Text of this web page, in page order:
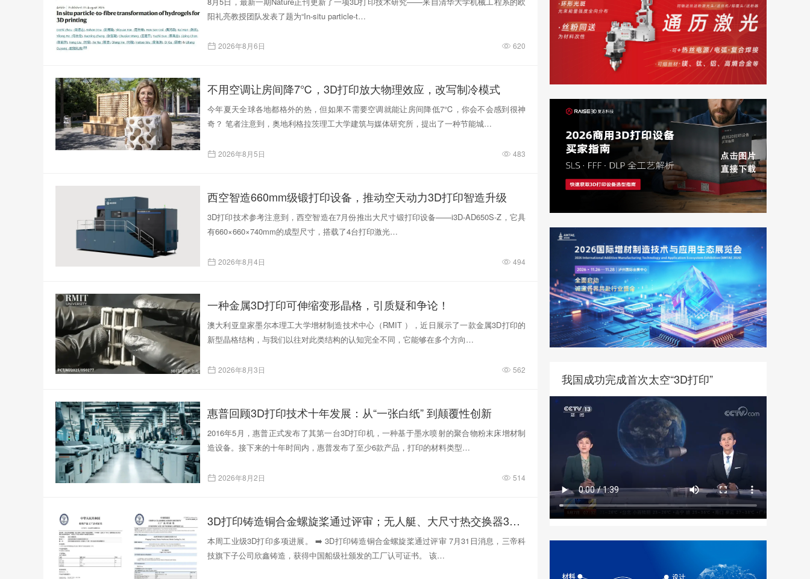
阳礼亮教授团队发表了题为“In‑situ particle‑t…
2026年8月6日 620
不用空调让房间降7℃，3D打印放大物理效应，改写制冷模式
今年夏天全球各地都格外的热，但如果不需要空调就能让房间降低7℃，你会不会感到很神
奇？ 笔者注意到，奥地利格拉茨理工大学建筑与媒体研究所，提出了一种节能城…
2026年8月5日 483
西空智造660mm级锻打印设备，推动空天动力3D打印智造升级
3D打印技术参考注意到，西空智造在7月份推出大尺寸锻打印设备——i3D-AD650S-Z，它具
有660×660×740mm的成型尺寸，搭载了4台打印激光…
2026年8月4日 494
一种金属3D打印可伸缩变形晶格，引质疑和争论！
澳大利亚皇家墨尔本理工大学增材制造技术中心（RMIT ），近日展示了一款金属3D打印的
新型晶格结构，与我们以往对此类结构的认知完全不同，它能够在多个方向…
2026年8月3日 562
惠普回顾3D打印技术十年发展：从“一张白纸” 到颠覆性创新
2016年5月，惠普正式发布了其第一台3D打印机，一种基于墨水喷射的聚合物粉末床增材制
造设备。接下来的十年时间内，惠普发布了至少6款产品，打印的材料类型…
2026年8月2日 514
3D打印铸造铜合金螺旋桨通过评审；无人艇、大尺寸热交换器3D打印；人民网报道两家3D打印企业
本周工业级3D打印多项进展。 ➡️ 3D打印铸造铜合金螺旋桨通过评审 7月31日消息，三帝科
技旗下子公司欣鑫铸造，获得中国船级社颁发的工厂认可证书。 该…
我国成功完成首次太空“3D打印”